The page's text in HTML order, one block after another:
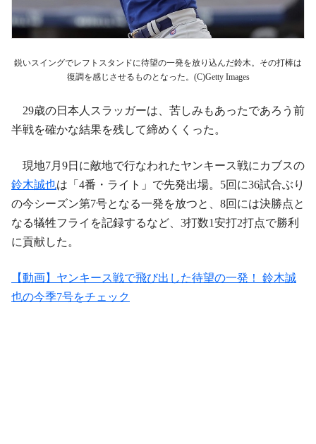
鋭いスイングでレフトスタンドに待望の一発を放り込んだ鈴木。その打棒は
復調を感じさせるものとなった。(C)Getty Images
29歳の日本人スラッガーは、苦しみもあったであろう前
半戦を確かな結果を残して締めくくった。
現地7月9日に敵地で行なわれたヤンキース戦にカブスの
鈴木誠也は「4番・ライト」で先発出場。5回に36試合ぶり
の今シーズン第7号となる一発を放つと、8回には決勝点と
なる犠牲フライを記録するなど、3打数1安打2打点で勝利
に貢献した。
【動画】ヤンキース戦で飛び出した待望の一発！ 鈴木誠
也の今季7号をチェック